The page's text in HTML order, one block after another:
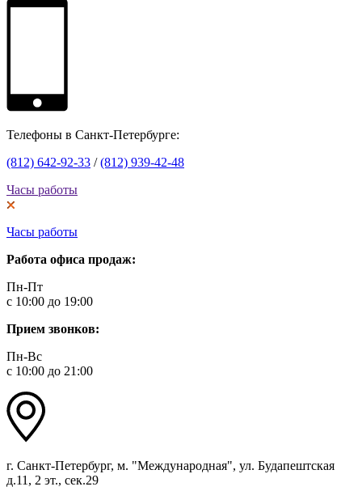
Телефоны в Санкт-Петербурге:
(812) 642-92-33 /(812) 939-42-48
Часы работы
Часы работы
Работа офиса продаж:
Пн-Пт
с 10:00 до 19:00
Прием звонков:
Пн-Вс
с 10:00 до 21:00
г. Санкт-Петербург, м. "Международная", ул. Будапештская
д.11, 2 эт., сек.29